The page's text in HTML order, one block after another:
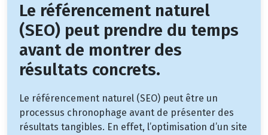
Le référencement naturel
(SEO) peut prendre du temps
avant de montrer des
résultats concrets.
Le référencement naturel (SEO) peut être un
processus chronophage avant de présenter des
résultats tangibles. En effet, l’optimisation d’un site